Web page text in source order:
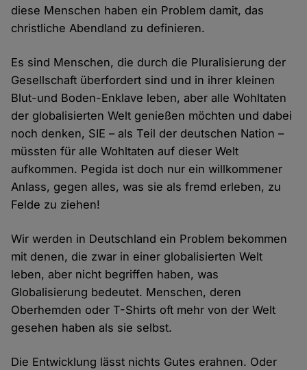
diese Menschen haben ein Problem damit, das
christliche Abendland zu definieren.
Es sind Menschen, die durch die Pluralisierung der
Gesellschaft überfordert sind und in ihrer kleinen
Blut-und Boden-Enklave leben, aber alle Wohltaten
der globalisierten Welt genießen möchten und dabei
noch denken, SIE – als Teil der deutschen Nation –
müssten für alle Wohltaten auf dieser Welt
aufkommen. Pegida ist doch nur ein willkommener
Anlass, gegen alles, was sie als fremd erleben, zu
Felde zu ziehen!
Wir werden in Deutschland ein Problem bekommen
mit denen, die zwar in einer globalisierten Welt
leben, aber nicht begriffen haben, was
Globalisierung bedeutet. Menschen, deren
Oberhemden oder T-Shirts oft mehr von der Welt
gesehen haben als sie selbst.
Die Entwicklung lässt nichts Gutes erahnen. Oder